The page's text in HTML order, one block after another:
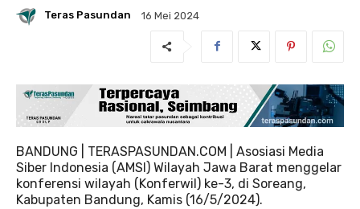
Teras Pasundan 16 Mei 2024
BANDUNG | TERASPASUNDAN.COM | Asosiasi Media
Siber Indonesia (AMSI) Wilayah Jawa Barat menggelar
konferensi wilayah (Konferwil) ke-3, di Soreang,
Kabupaten Bandung, Kamis (16/5/2024).